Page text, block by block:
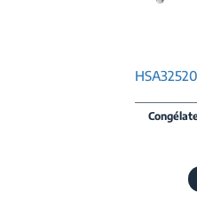
HSA32520